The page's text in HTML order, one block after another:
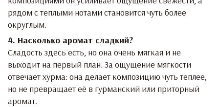
рядом с тёплыми нотами становится чуть более
округлым.
4. Насколько аромат сладкий?
Сладость здесь есть, но она очень мягкая и не
выходит на первый план. За ощущение мягкости
отвечает хурма: она делает композицию чуть теплее,
но не превращает её в гурманский или приторный
аромат.